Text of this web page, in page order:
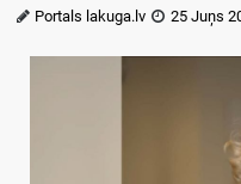
Portals lakuga.lv 25 Juņs